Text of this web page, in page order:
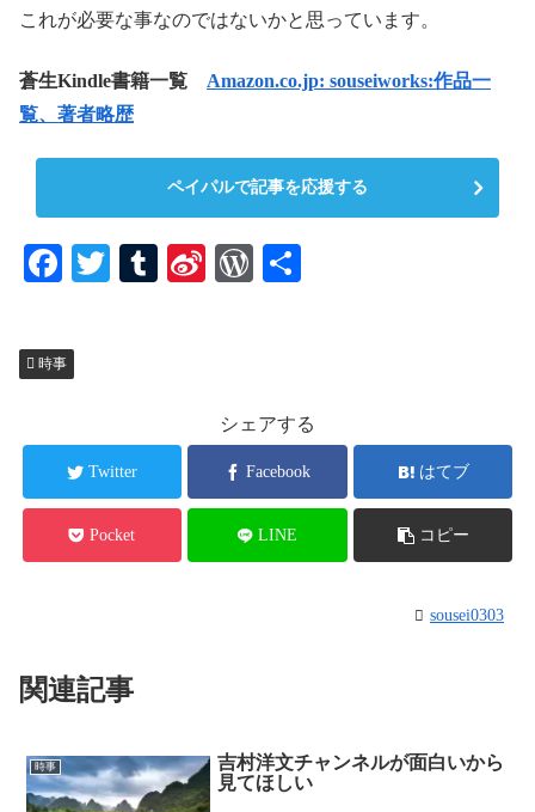
これが必要な事なのではないかと思っています。
蒼生Kindle書籍一覧 Amazon.co.jp: souseiworks:作品一
覧、著者略歴
ペイパルで記事を応援する
Fa
bo
ok
T
T
Si
bo
W
es
s
時事
シェアする
Twitter Facebook はてブ
Pocket LINE コピー
sousei0303
関連記事
時事
吉村洋文チャンネルが面白いから
見てほしい